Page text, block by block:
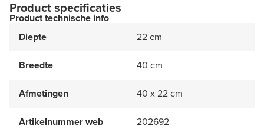
Product specificaties
Product technische info
Diepte
22 cm
Breedte 40 cm
Afmetingen 40 x 22 cm
Artikelnummer web 202692